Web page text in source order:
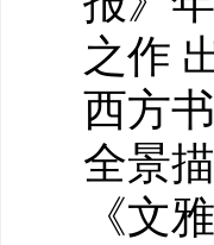
之作
西方
全景
《文